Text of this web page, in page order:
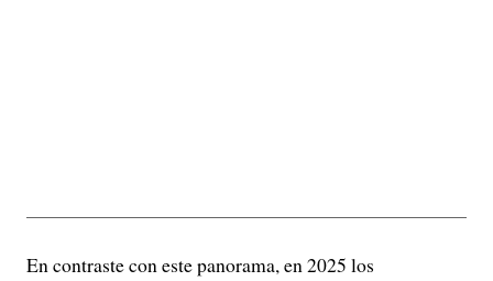
En contraste con este panorama, en 2025 los